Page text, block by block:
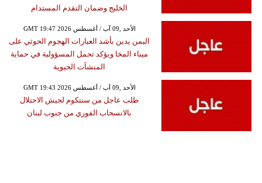
الخليج وضمان التقدم المستدام
GMT 19:47 2026 الأحد ,09 آب / أغسطس
اليمن يدين بأشد العبارات الهجوم الحوثي على
ميناء المخا ويؤكد تحمل المسؤولية في حماية
المنشآت الحيوية
GMT 19:43 2026 الأحد ,09 آب / أغسطس
طلب عاجل من سنتكوم لجيش الاحتلال
بالانسحاب الفوري من جنوب لبنان